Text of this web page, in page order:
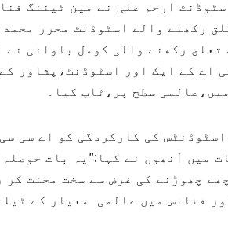
ارحم علی نے مین ٹیننگ
رکھنے والے اسٹوڈنٹ محرر
رکھنے والی کومل باوانی نے
اے کے ایک اور اسٹوڈنٹ،پشاور
سطح پر،ٹاپ کیا۔
کی کارکردگی کو اے سی
میں اْنھوں نے کہا:”یہ بات
چھوڑنے کی غرض سے سخت محنت کر
فنانس میں عالمی معیار کے